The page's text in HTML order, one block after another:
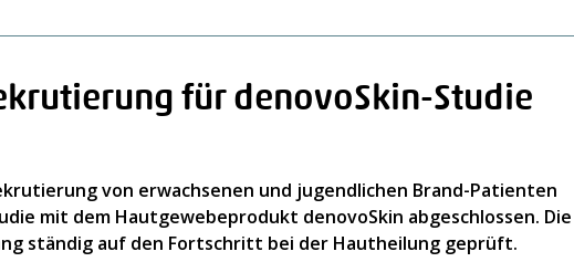
für denovoSkin-Studie
von erwachsenen und jugendlichen Brand-Patienten
mit dem Hautgewebeprodukt denovoSkin abgeschlossen. Die
ständig auf den Fortschritt bei der Hautheilung geprüft.